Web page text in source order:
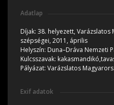
Adatlap
Díjak: 38. helyezett,
szépségei, 2011, április
Helyszín: Duna–Dráva Nemzeti
Kulcsszavak:
Pályázat: Varázslatos
Exif adatok